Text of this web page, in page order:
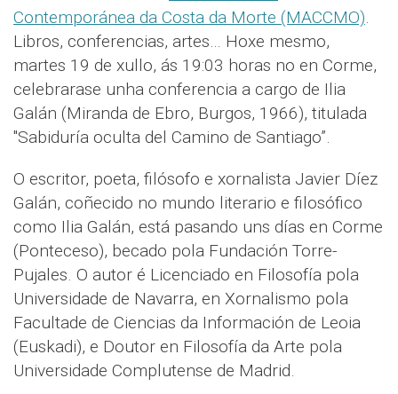
Contemporánea da Costa da Morte (MACCMO).
Libros, conferencias, artes… Hoxe mesmo,
martes 19 de xullo, ás 19:03 horas no en Corme,
celebrarase unha conferencia a cargo de Ilia
Galán (Miranda de Ebro, Burgos, 1966), titulada
"Sabiduría oculta del Camino de Santiago”.
O escritor, poeta, filósofo e xornalista Javier Díez
Galán, coñecido no mundo literario e filosófico
como Ilia Galán, está pasando uns días en Corme
(Ponteceso), becado pola Fundación Torre-
Pujales. O autor é Licenciado en Filosofía pola
Universidade de Navarra, en Xornalismo pola
Facultade de Ciencias da Información de Leoia
(Euskadi), e Doutor en Filosofía da Arte pola
Universidade Complutense de Madrid.